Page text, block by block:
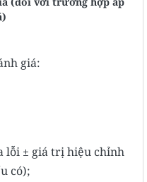
giá:
lỗi ± giá trị hiệu chỉnh
có);